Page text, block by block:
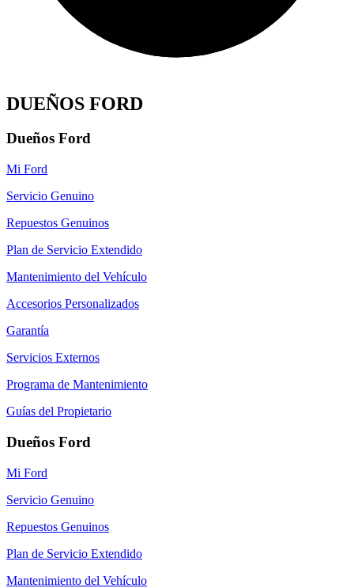
DUEÑOS FORD
Dueños Ford
Mi Ford
Servicio Genuino
Repuestos Genuinos
Plan de Servicio Extendido
Mantenimiento del Vehículo
Accesorios Personalizados
Garantía
Servicios Externos
Programa de Mantenimiento
Guías del Propietario
Dueños Ford
Mi Ford
Servicio Genuino
Repuestos Genuinos
Plan de Servicio Extendido
Mantenimiento del Vehículo